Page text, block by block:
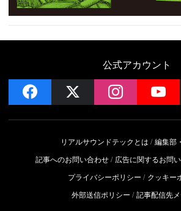
公式アカウント
facebook instagram
リアルサウンドテックとは
編集部
記事へのお問い合わせ
広告に関するお問
プライバシーポリシー
クッキー
外部送信ポリシー
記事配信先